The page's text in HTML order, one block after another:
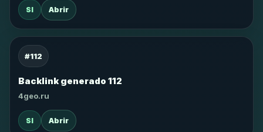
SI Abrir
#112
Backlink generado 112
4geo.ru
SI Abrir